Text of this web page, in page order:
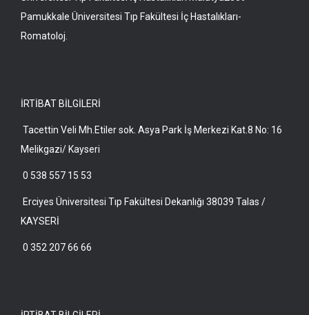
Pamukkale Üniversitesi Tıp Fakültesi İç Hastalıkları-
Romatoloj.
İRTİBAT BİLGİLERİ
Tacettin Veli Mh.Etiler sok. Asya Park İş Merkezi Kat.8 No: 16
Melikgazi/ Kayseri
0 538 557 15 53
Erciyes Üniversitesi Tıp Fakültesi Dekanlığı 38039 Talas /
KAYSERİ
0 352 207 66 66